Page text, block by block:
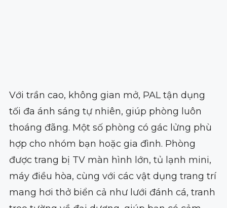
Với trần cao, không gian mở, PAL tận dụng
tối đa ánh sáng tự nhiên, giúp phòng luôn
thoáng đãng. Một số phòng có gác lửng phù
hợp cho nhóm bạn hoặc gia đình. Phòng
được trang bị TV màn hình lớn, tủ lạnh mini,
máy điều hòa, cùng với các vật dụng trang trí
mang hơi thở biển cả như lưới đánh cá, tranh